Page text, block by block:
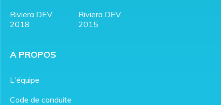
Riviera DEV
2018
Riviera DEV
2015
A PROPOS
L'équipe
Code de conduite